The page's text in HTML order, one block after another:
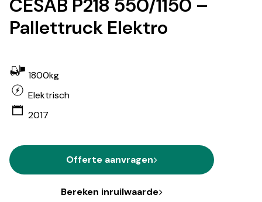
CESAB P218 550/1150 –
Pallettruck Elektro
1800kg
Elektrisch
2017
Offerte aanvragen
Bereken inruilwaarde